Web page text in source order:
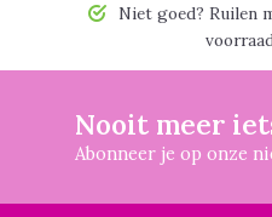
Niet goed? Ruilen
Nooit meer
Abonneer je op onze